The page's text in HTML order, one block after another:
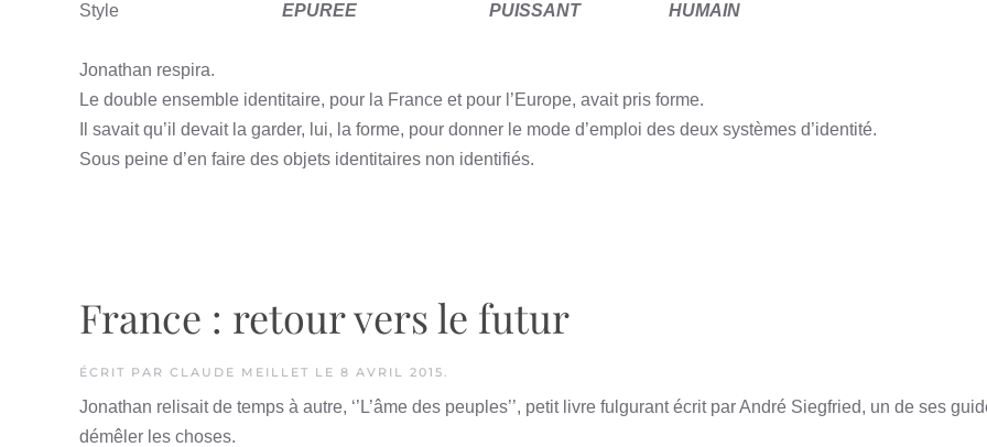
Style EPUREE PUISSANT HUMAIN
Jonathan respira.
Le double ensemble identitaire, pour la France et pour l’Europe, avait pris forme.
Il savait qu’il devait la garder, lui, la forme, pour donner le mode d’emploi des deux systèmes d’identité.
Sous peine d’en faire des objets identitaires non identifiés.
France : retour vers le futur
ÉCRIT PAR CLAUDE MEILLET LE 8 AVRIL 2015.
Jonathan relisait de temps à autre, ‘’L’âme des peuples’’, petit livre fulgurant écrit par André Siegfried, un de ses
démêler les choses.